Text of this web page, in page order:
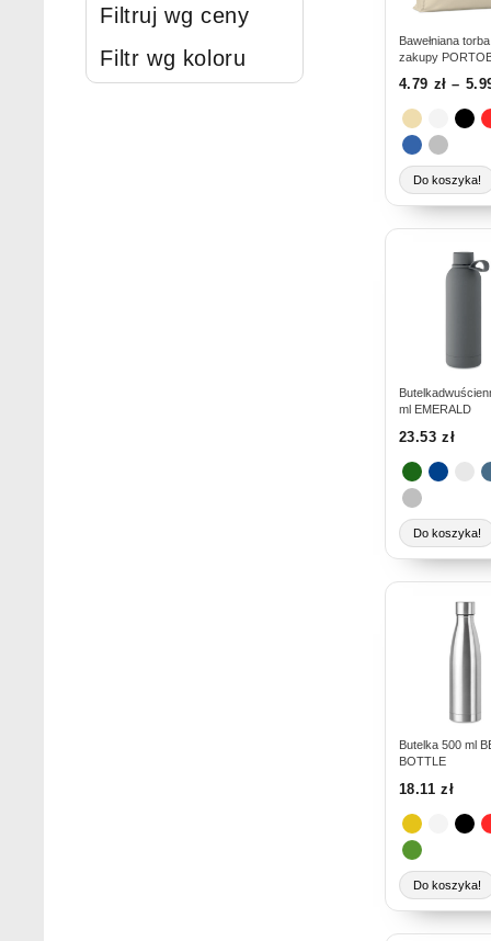
Filtruj wg ceny
Filtr wg koloru
Bawełniana
zakupy
4.79 zł –
Do koszyka!
Opcje
można
wybrać
na
stronie
produktu
ml EMERALD
23.53zł
Do koszyka!
produkt
można
wybrać
na
stronie
produktu
Butelka 500 ml
BOTTLE
18.11zł
Do koszyka!
produkt
można
wybrać
na
stronie
produktu